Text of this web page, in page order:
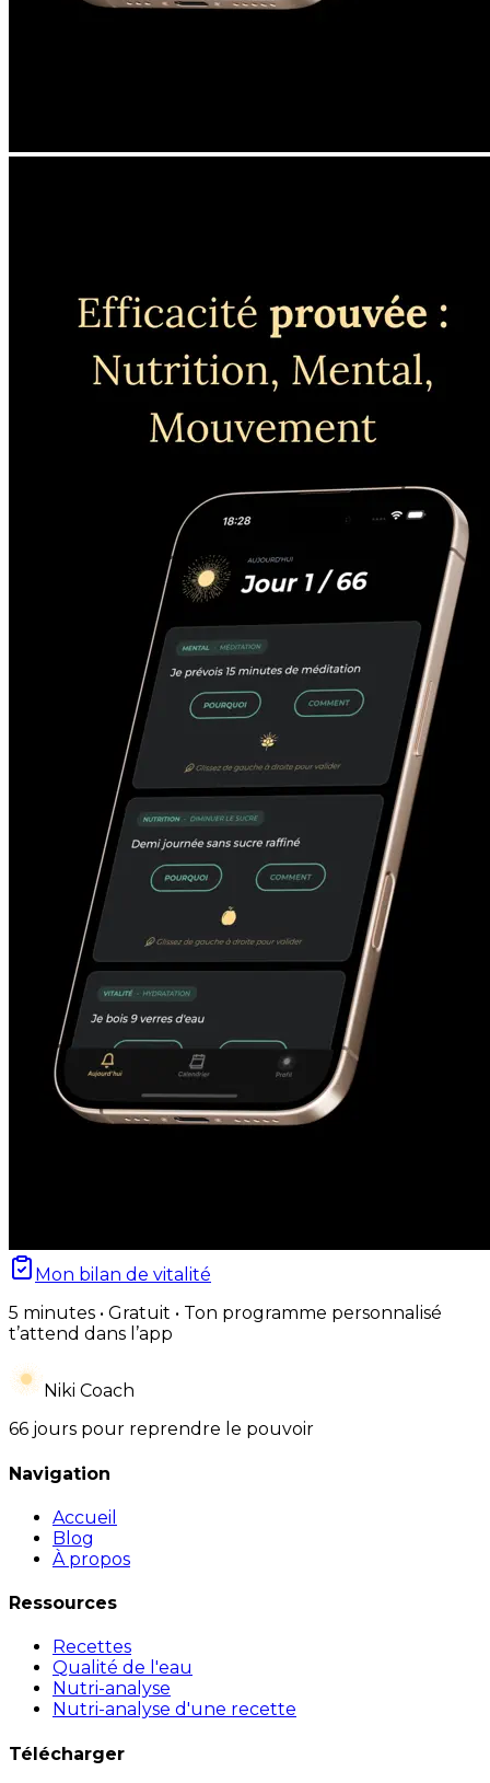
Mon bilan de vitalité
5 minutes • Gratuit • Ton programme personnalisé
t’attend dans l’app
Niki Coach
66 jours pour reprendre le pouvoir
Navigation
Accueil
Blog
À propos
Ressources
Recettes
Qualité de l'eau
Nutri-analyse
Nutri-analyse d'une recette
Télécharger